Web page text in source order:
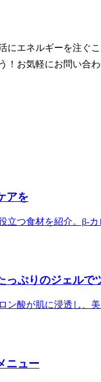
にエネルギーを注ぐ
！お気軽にお問い合わ
アを
立つ食材を紹介。β-
っぷりのジェルで
酸が肌に浸透し、
ニュー